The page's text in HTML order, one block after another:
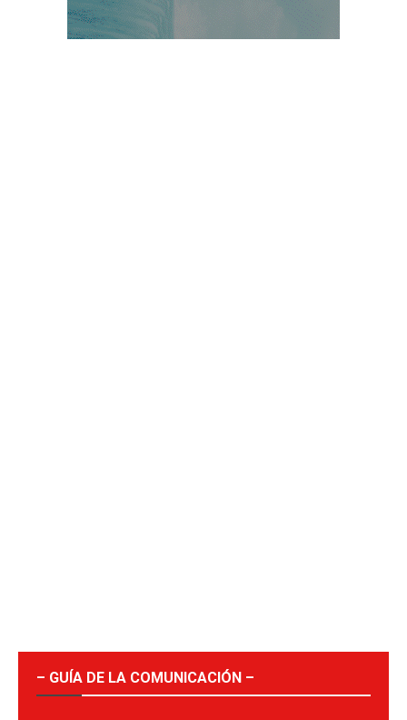
– GUÍA DE LA COMUNICACIÓN –